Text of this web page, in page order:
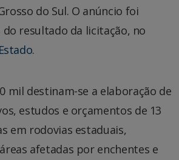
do Sul. O anúncio foi
do resultado da licitação, no
.
mil destinam-se a elaboração de
estudos e orçamentos de 13
em rodovias estaduais,
afetadas por enchentes e